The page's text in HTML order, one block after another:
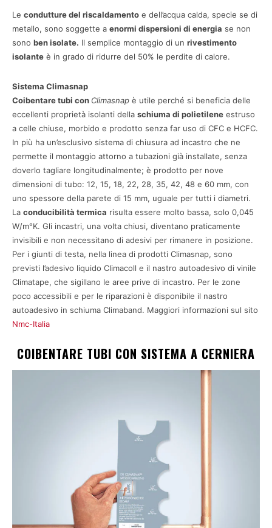
Le condutture del riscaldamento e dell’acqua calda, specie se di
metallo, sono soggette a enormi dispersioni di energia se non
sono ben isolate. Il semplice montaggio di un rivestimento
isolante è in grado di ridurre del 50% le perdite di calore.
Sistema Climasnap
Coibentare tubi con Climasnap è utile perché si beneficia delle
eccellenti proprietà isolanti della schiuma di polietilene estruso
a celle chiuse, morbido e prodotto senza far uso di CFC e HCFC.
In più ha un’esclusivo sistema di chiusura ad incastro che ne
permette il montaggio attorno a tubazioni già installate, senza
doverlo tagliare longitudinalmente; è prodotto per nove
dimensioni di tubo: 12, 15, 18, 22, 28, 35, 42, 48 e 60 mm, con
uno spessore della parete di 15 mm, uguale per tutti i diametri.
La conducibilità termica risulta essere molto bassa, solo 0,045
W/m°K. Gli incastri, una volta chiusi, diventano praticamente
invisibili e non necessitano di adesivi per rimanere in posizione.
Per i giunti di testa, nella linea di prodotti Climasnap, sono
previsti l’adesivo liquido Climacoll e il nastro autoadesivo di vinile
Climatape, che sigillano le aree prive di incastro. Per le zone
poco accessibili e per le riparazioni è disponibile il nastro
autoadesivo in schiuma Climaband. Maggiori informazioni sul sito
Nmc-Italia
COIBENTARE TUBI CON SISTEMA A CERNIERA